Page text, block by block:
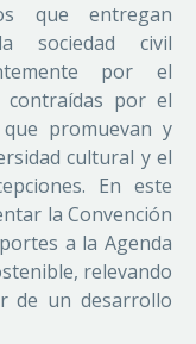
que entregan
sociedad civil
por el
contraídas por el
promuevan y
cultural y el
En este
la Convención
a la Agenda
relevando
de un desarrollo